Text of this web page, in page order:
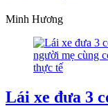
Minh Hương
Lái xe đưa 3